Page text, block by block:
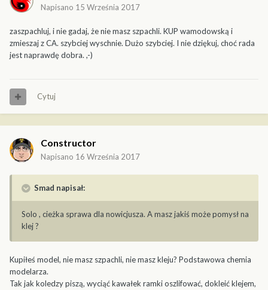
Napisano 15 Września 2017
zaszpachluj, i nie gadaj, że nie masz szpachli. KUP wamodowską i
zmieszaj z CA. szybciej wyschnie. Dużo szybciej. I nie dziękuj, choć rada
jest naprawdę dobra. ,-)
Cytuj
Constructor
Napisano 16 Września 2017
Smad napisał:
Solo , cieżka sprawa dla nowicjusza. A masz jakiś może pomysł na
klej ?
Kupiłeś model, nie masz szpachli, nie masz kleju? Podstawowa chemia
modelarza.
Tak jak koledzy piszą, wyciąć kawałek ramki oszlifować, dokleić klejem,